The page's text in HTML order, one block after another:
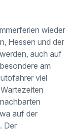
wieder
Hessen und der
auch auf
am
viel
auf der
Der